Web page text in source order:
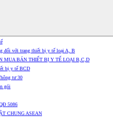
đối với trang thiết bị y tế loại A, B
MUA BÁN THIẾT BỊ Y TẾ LOẠI B,C,D
bị y tế BCD
tư 30
gói
5086
CHUNG ASEAN